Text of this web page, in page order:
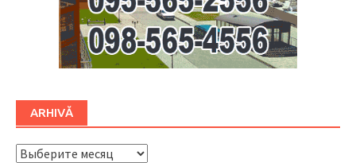
ARHIVĂ
ARHIVĂ